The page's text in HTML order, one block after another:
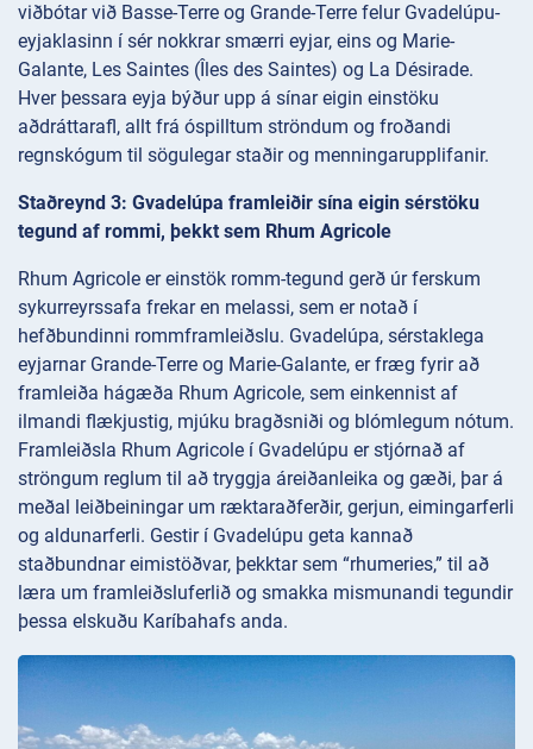
viðbótar við Basse-Terre og Grande-Terre felur Gvadelúpu-
eyjaklasinn í sér nokkrar smærri eyjar, eins og Marie-
Galante, Les Saintes (Îles des Saintes) og La Désirade.
Hver þessara eyja býður upp á sínar eigin einstöku
aðdráttarafl, allt frá óspilltum ströndum og froðandi
regnskógum til sögulegar staðir og menningarupplifanir.
Staðreynd 3: Gvadelúpa framleiðir sína eigin sérstöku
tegund af rommi, þekkt sem Rhum Agricole
Rhum Agricole er einstök romm-tegund gerð úr ferskum
sykurreyrssafa frekar en melassi, sem er notað í
hefðbundinni rommframleiðslu. Gvadelúpa, sérstaklega
eyjarnar Grande-Terre og Marie-Galante, er fræg fyrir að
framleiða hágæða Rhum Agricole, sem einkennist af
ilmandi flækjustig, mjúku bragðsniði og blómlegum nótum.
Framleiðsla Rhum Agricole í Gvadelúpu er stjórnað af
ströngum reglum til að tryggja áreiðanleika og gæði, þar á
meðal leiðbeiningar um ræktaraðferðir, gerjun, eimingarferli
og aldunarferli. Gestir í Gvadelúpu geta kannað
staðbundnar eimistöðvar, þekktar sem “rhumeries,” til að
læra um framleiðsluferlið og smakka mismunandi tegundir
þessa elskuðu Karíbahafs anda.